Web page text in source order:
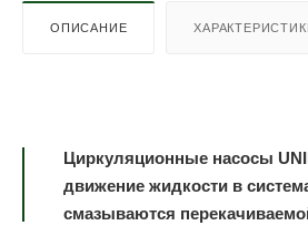
ОПИСАНИЕ
Циркуляционные насосы
движение жидкости в
смазываются